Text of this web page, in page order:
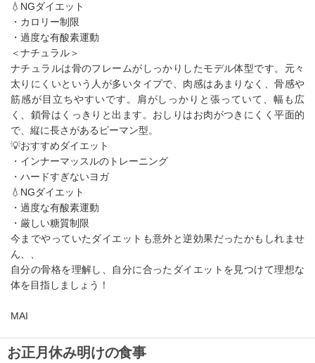
💧NGダイエット
・カロリー制限
・過度な有酸素運動
＜ナチュラル＞
ナチュラルは骨のフレームがしっかりしたモデル体型です。元々
太りにくいという人が多いタイプで、肉感はあまりなく、骨感や
筋感が目立ちやすいです。肩がしっかりと張っていて、幅も広
く、鎖骨はくっきりと出ます。おしりはお肉がつきにくく平面的
で、縦に長さがあるピーマン型。
💡おすすめダイエット
・インナーマッスルのトレーニング
・ハードすぎないヨガ
💧NGダイエット
・過度な有酸素運動
・厳しい糖質制限
今までやっていたダイエットも意外と逆効果だったかもしれませ
ん、、
自分の骨格を理解し、自分に合ったダイエットを見つけて理想な
体を目指しましょう！
MAI
お正月休み明けの食事